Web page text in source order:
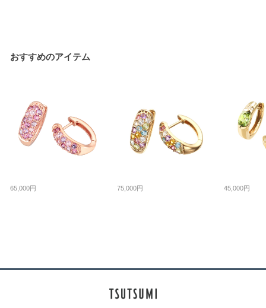
おすすめのアイテム
65,000円 75,000円 45,000円